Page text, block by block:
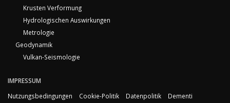
Krusten Verformung
Hydrologischen Auswirkungen
Metrologie
Geodynamik
Vulkan-Seismologie
IMPRESSUM
Nutzungsbedingungen
Cookie-Politik Datenpolitik
Dementi